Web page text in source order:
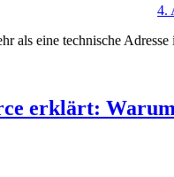
4.
als eine technische
erklärt: